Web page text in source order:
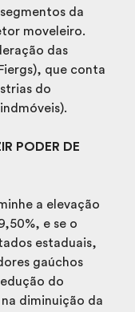
da
moveleiro.
das
que conta
do
PODER DE
a elevação
e se o
estaduais,
gaúchos
do
diminuição da